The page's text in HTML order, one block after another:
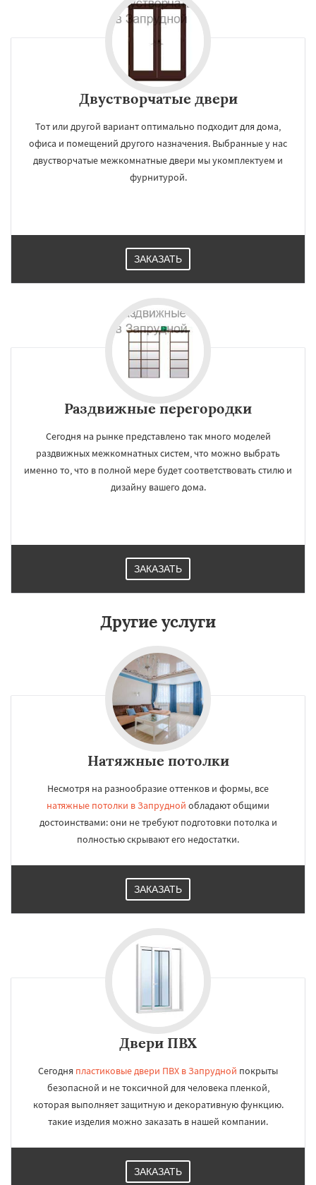
Двустворчатые двери
Тот или другой вариант оптимально подходит для дома,
офиса и помещений другого назначения. Выбранные у нас
двустворчатые межкомнатные двери мы укомплектуем и
фурнитурой.
ЗАКАЗАТЬ
Раздвижные перегородки
Сегодня на рынке представлено так много моделей
раздвижных межкомнатных систем, что можно выбрать
именно то, что в полной мере будет соответствовать стилю и
дизайну вашего дома.
ЗАКАЗАТЬ
Другие услуги
Натяжные потолки
Несмотря на разнообразие оттенков и формы, все
натяжные потолки в Запрудной обладают общими
достоинствами: они не требуют подготовки потолка и
полностью скрывают его недостатки.
ЗАКАЗАТЬ
Двери ПВХ
Сегодня пластиковые двери ПВХ в Запрудной покрыты
безопасной и не токсичной для человека пленкой,
которая выполняет защитную и декоративную функцию.
такие изделия можно заказать в нашей компании.
ЗАКАЗАТЬ